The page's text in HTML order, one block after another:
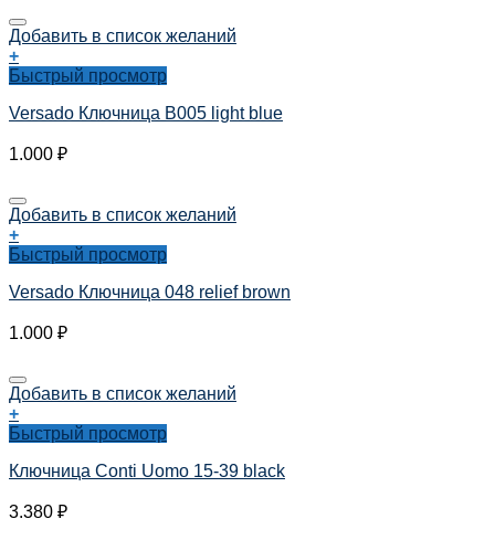
Добавить в список желаний
+
Быстрый просмотр
Versado Ключница B005 light blue
1.000 ₽
Добавить в список желаний
+
Быстрый просмотр
Versado Ключница 048 relief brown
1.000 ₽
Добавить в список желаний
+
Быстрый просмотр
Ключница Conti Uomo 15-39 black
3.380 ₽